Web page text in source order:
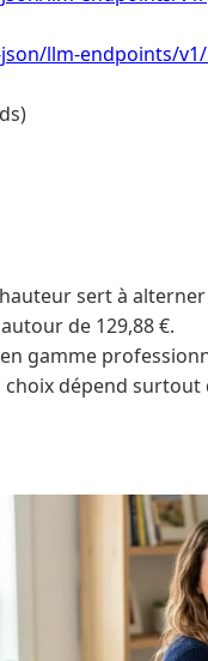
llm-endpoints/
sert à
de 129,88 €.
gamme
dépend surtout